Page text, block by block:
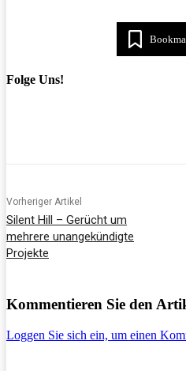
Folge Uns!
Vorheriger Artikel
Silent Hill – Gerücht um
mehrere unangekündigte
Projekte
Kommentieren Sie den
Loggen Sie sich ein, um einen